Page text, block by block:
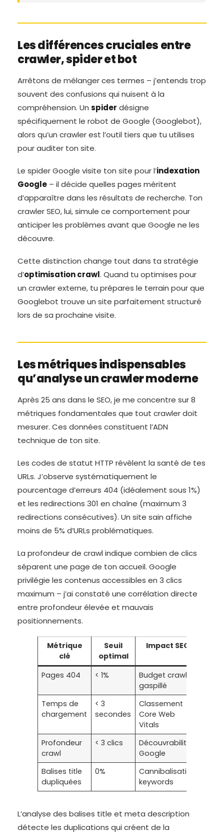
Les différences cruciales entre
crawler, spider et bot
Arrêtons de mélanger ces termes – j’entends trop
souvent des confusions qui nuisent à la
compréhension. Un spider désigne
spécifiquement le robot de Google (Googlebot),
alors qu’un crawler est l’outil tiers que tu utilises
pour auditer ton site.
Le spider Google visite ton site pour l’indexation
Google – il décide quelles pages méritent
d’apparaître dans les résultats de recherche. Ton
crawler SEO, lui, simule ce comportement pour
anticiper les problèmes avant que Google ne les
découvre.
Cette distinction change tout dans ta stratégie
d’optimisation crawl. Quand tu optimises pour
un crawler externe, tu prépares le terrain pour que
Googlebot trouve un site parfaitement structuré
lors de sa prochaine visite.
Les métriques indispensables
qu’analyse un crawler moderne
Après 25 ans dans le SEO, je me concentre sur 8
métriques fondamentales que tout crawler doit
mesurer. Ces données constituent l’ADN
technique de ton site.
Les codes de statut HTTP révèlent la santé de tes
URLs. J’observe systématiquement le
pourcentage d’erreurs 404 (idéalement sous 1%)
et les redirections 301 en chaîne (maximum 3
redirections consécutives). Un site sain affiche
moins de 5% d’URLs problématiques.
La profondeur de crawl indique combien de clics
séparent une page de ton accueil. Google
privilégie les contenus accessibles en 3 clics
maximum – j’ai constaté une corrélation directe
entre profondeur élevée et mauvais
positionnements.
Métrique
clé
Seuil
optimal
Impact SEO
Pages 404 < 1%
Budget crawl
gaspillé
Temps de
chargement
< 3
secondes
Classement
Core Web
Vitals
Profondeur
crawl
< 3 clics
Découvrabilité
Google
Balises title
dupliquées
0%
Cannibalisation
keywords
L’analyse des balises title et meta description
détecte les duplications qui créent de la